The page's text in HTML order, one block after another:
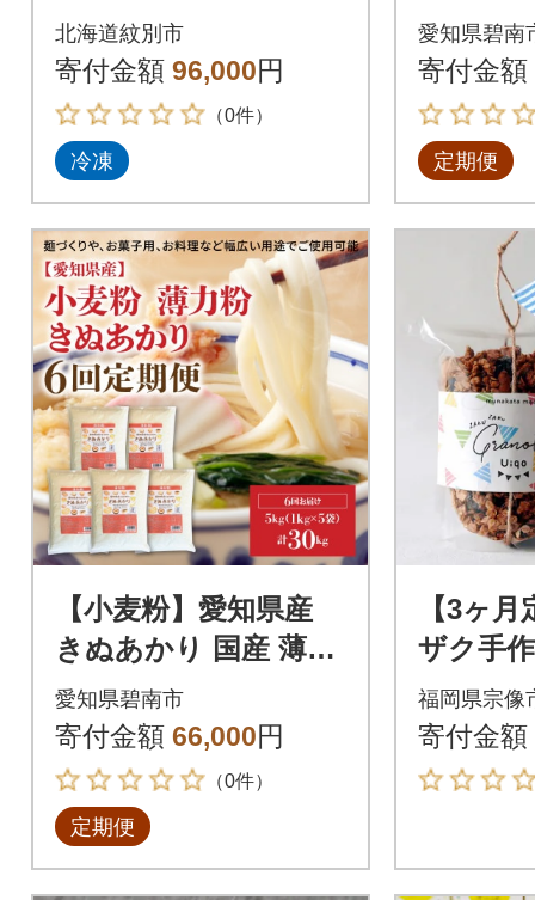
北海道紋別市
寄付金額 96,000円
（0件）
冷凍
800g×5
便6回
愛知県碧南
寄付金額
定期便
【小麦粉】愛知県産
きぬあかり 国産 薄力
粉 1kg×5袋(計5kg) 定
期便6回 H008-269
愛知県碧南市
寄付金額 66,000円
（0件）
定期便
【3ヶ
ザク手
ラ
お届け!
109
福岡県宗像
寄付金額